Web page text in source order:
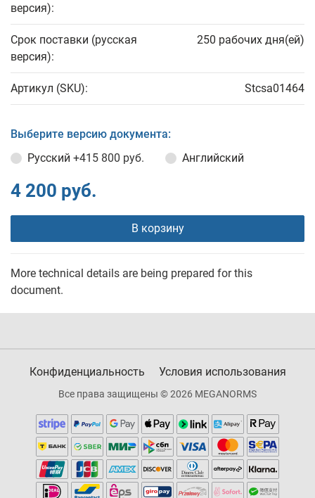
версия):
Срок поставки (русская
версия):
250 рабочих дня(ей)
Артикул (SKU): Stcsa01464
Выберите версию документа:
Русский +415 800 руб. Английский
4 200 руб.
В корзину
More technical details are being prepared for this
document.
Конфиденциальность Условия использования
Все права защищены © 2026 MEGANORMS